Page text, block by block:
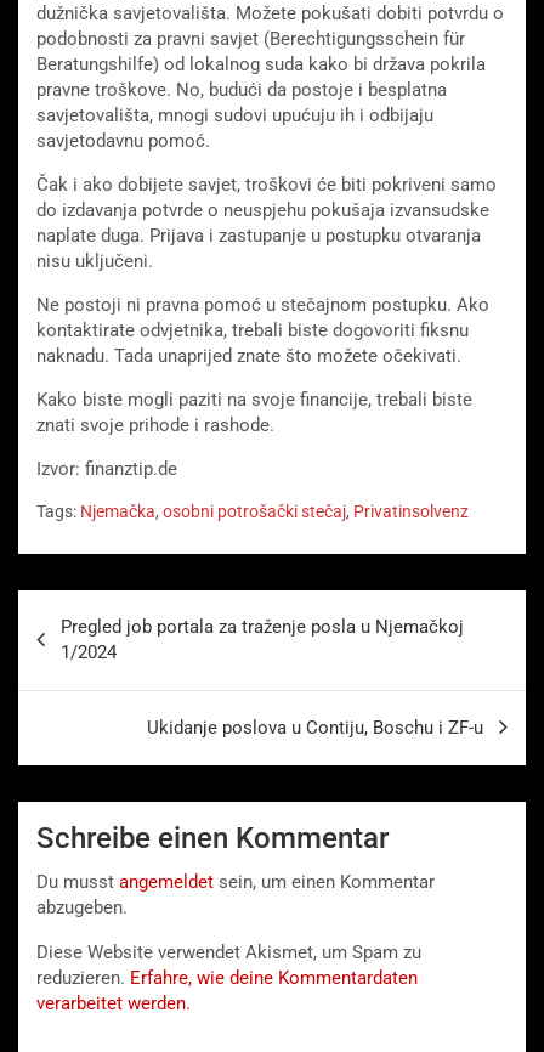
dužnička savjetovališta. Možete pokušati dobiti potvrdu o
podobnosti za pravni savjet (Berechtigungsschein für
Beratungshilfe) od lokalnog suda kako bi država pokrila
pravne troškove. No, budući da postoje i besplatna
savjetovališta, mnogi sudovi upućuju ih i odbijaju
savjetodavnu pomoć.
Čak i ako dobijete savjet, troškovi će biti pokriveni samo
do izdavanja potvrde o neuspjehu pokušaja izvansudske
naplate duga. Prijava i zastupanje u postupku otvaranja
nisu uključeni.
Ne postoji ni pravna pomoć u stečajnom postupku. Ako
kontaktirate odvjetnika, trebali biste dogovoriti fiksnu
naknadu. Tada unaprijed znate što možete očekivati.
Kako biste mogli paziti na svoje financije, trebali biste
znati svoje prihode i rashode.
Izvor: finanztip.de
Tags: Njemačka, osobni potrošački stečaj, Privatinsolvenz
Pregled job portala za traženje posla u Njemačkoj
1/2024
Ukidanje poslova u Contiju, Boschu i ZF-u
Schreibe einen Kommentar
Du musst angemeldet sein, um einen Kommentar
abzugeben.
Diese Website verwendet Akismet, um Spam zu
reduzieren. Erfahre, wie deine Kommentardaten
verarbeitet werden.